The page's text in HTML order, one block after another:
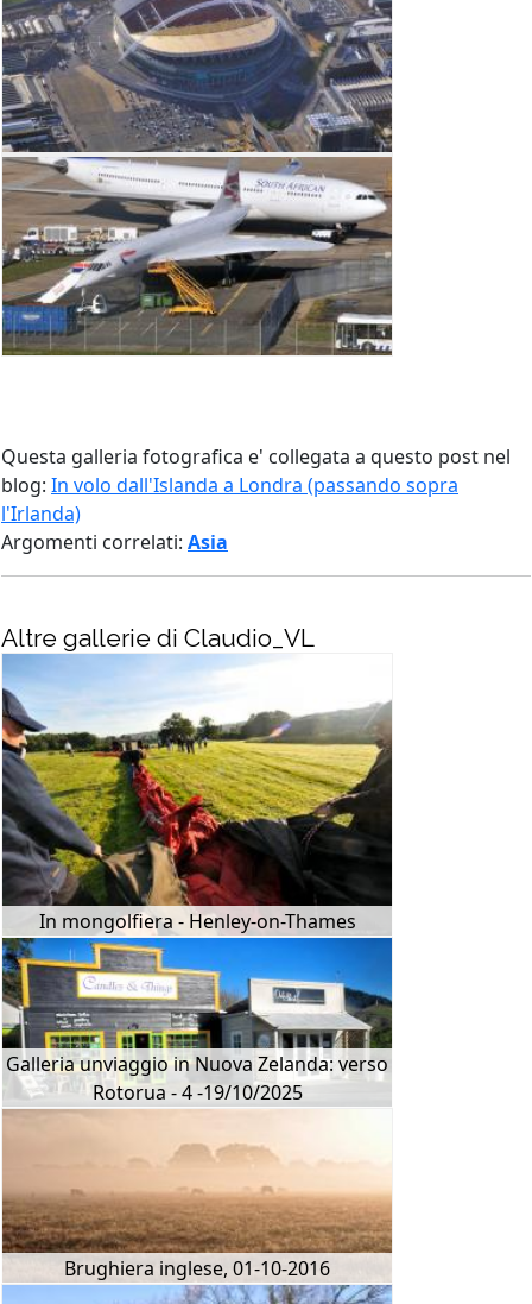
Questa galleria fotografica e' collegata a questo post nel
blog: In volo dall'Islanda a Londra (passando sopra
l'Irlanda)
Argomenti correlati: Asia
Altre gallerie di Claudio_VL
In mongolfiera - Henley-on-Thames
Galleria unviaggio in Nuova Zelanda: verso
Rotorua - 4 -19/10/2025
Brughiera inglese, 01-10-2016